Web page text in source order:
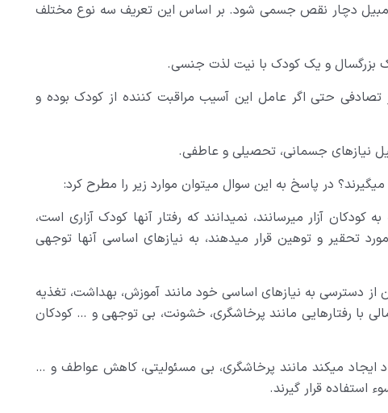
دچار نقص جسمی شود. بر اساس این تعریف سه نوع مختلف
حتی اگر عامل این آسیب مراقبت کننده از کودک بوده و
در پاسخ به این سوال می­توان موارد زیر را مطرح کرد:
کودکان آزار می­رسانند، نمی­دانند که رفتار آنها کودک آزاری است،
تحقیر و توهین قرار می­دهند، به نیازهای اساسی آنها توجهی
دسترسی به نیازهای اساسی خود مانند آموزش، بهداشت، تغذیه
با رفتارهایی مانند پرخاشگری، خشونت، بی توجهی و … کودکان
ایجاد می­کند مانند پرخاشگری، بی مسئولیتی، کاهش عواطف و …
استفاده قرار گیرند.